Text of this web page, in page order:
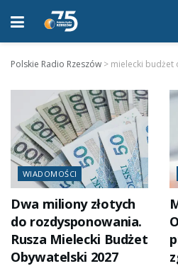
Polskie Radio Rzeszów > mielecki budżet
WIADOMOŚCI
Dwa miliony złotych
do rozdysponowania.
Rusza Mielecki Budżet
Obywatelski 2027